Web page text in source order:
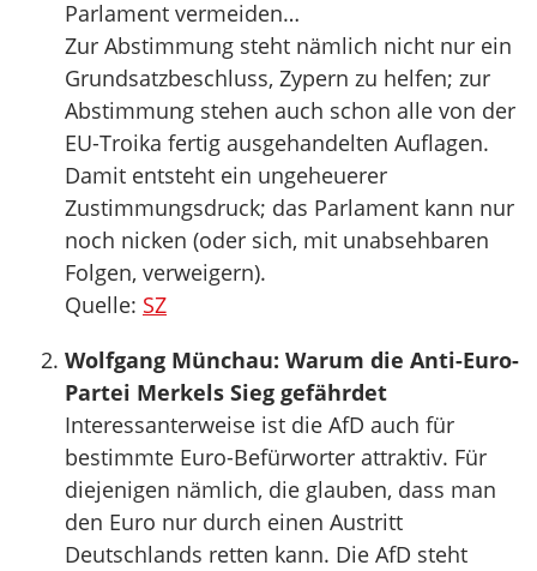
Parlament vermeiden…
Zur Abstimmung steht nämlich nicht nur ein
Grundsatzbeschluss, Zypern zu helfen; zur
Abstimmung stehen auch schon alle von der
EU-Troika fertig ausgehandelten Auflagen.
Damit entsteht ein ungeheuerer
Zustimmungsdruck; das Parlament kann nur
noch nicken (oder sich, mit unabsehbaren
Folgen, verweigern).
Quelle: SZ
Wolfgang Münchau: Warum die Anti-Euro-
Partei Merkels Sieg gefährdet
Interessanterweise ist die AfD auch für
bestimmte Euro-Befürworter attraktiv. Für
diejenigen nämlich, die glauben, dass man
den Euro nur durch einen Austritt
Deutschlands retten kann. Die AfD steht